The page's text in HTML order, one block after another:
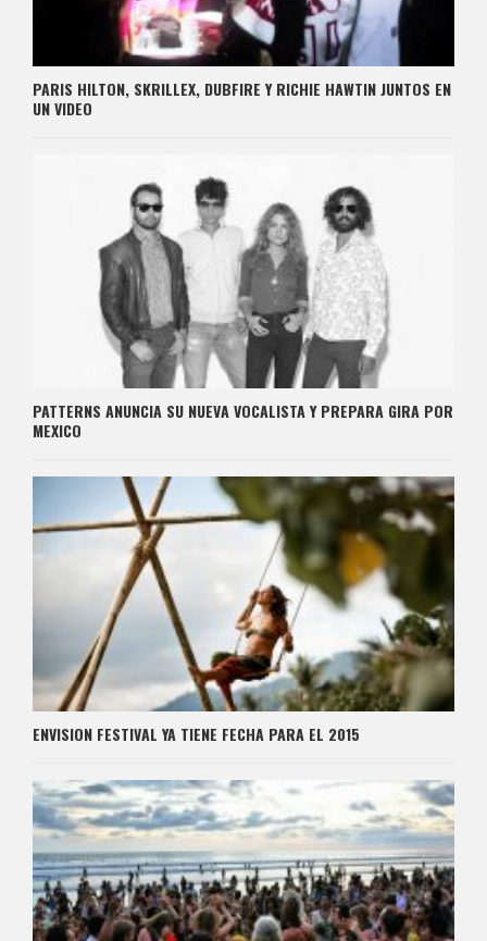
PARIS HILTON, SKRILLEX, DUBFIRE Y RICHIE HAWTIN JUNTOS EN
UN VIDEO
PATTERNS ANUNCIA SU NUEVA VOCALISTA Y PREPARA GIRA POR
MEXICO
ENVISION FESTIVAL YA TIENE FECHA PARA EL 2015